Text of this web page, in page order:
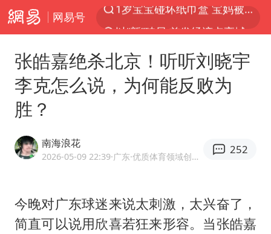
网易号
以“新”破局 首发经济点亮城市消费活力
台风白海豚逼近 暴雨大暴雨来袭
A股开盘：民爆、CPO等概念走强
21楼高空抛物嫌疑人被拘留
男子杀人后逃进深山21年活得像野人
张皓嘉绝杀北京！听听刘晓宇
李克怎么说，为何能反败为
胜？
南海浪花
2026-05-09 22:39·广东 ·优质体育领域创作者
252
今晚对广东球迷来说太刺激，太兴奋了，
简直可以说用欣喜若狂来形容。当张皓嘉